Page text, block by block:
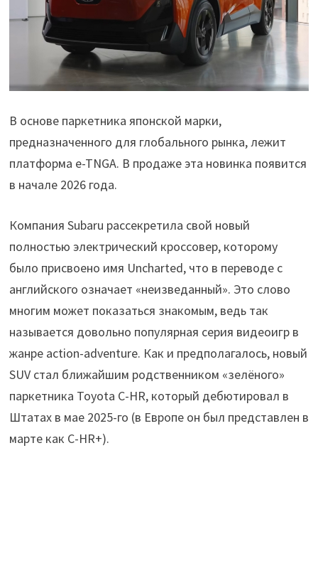
В основе паркетника японской марки,
предназначенного для глобального рынка, лежит
платформа e-TNGA. В продаже эта новинка появится
в начале 2026 года.
Компания Subaru рассекретила свой новый
полностью электрический кроссовер, которому
было присвоено имя Uncharted, что в переводе с
английского означает «неизведанный». Это слово
многим может показаться знакомым, ведь так
называется довольно популярная серия видеоигр в
жанре action-adventure. Как и предполагалось, новый
SUV стал ближайшим родственником «зелёного»
паркетника Toyota C-HR, который дебютировал в
Штатах в мае 2025-го (в Европе он был представлен в
марте как C-HR+).